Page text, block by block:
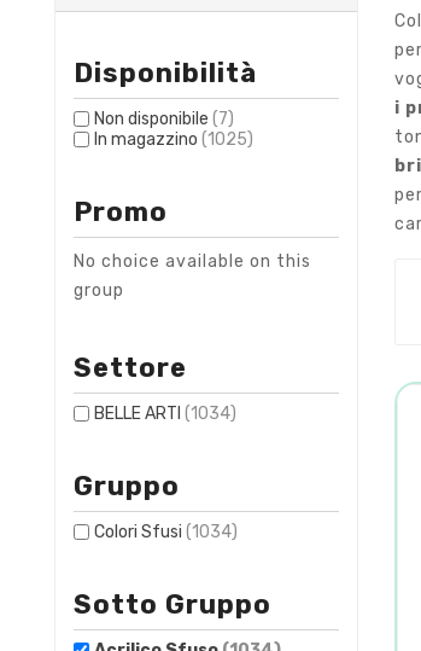
Disponibilità
Non disponibile (7)
In magazzino (1025)
Promo
No choice available on this
group
Settore
BELLE ARTI (1034)
Gruppo
Colori Sfusi (1034)
Sotto Gruppo
i